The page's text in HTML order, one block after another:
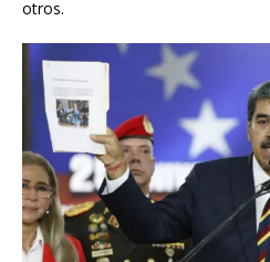
otros.